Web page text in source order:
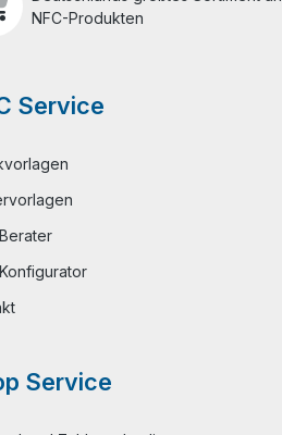
NFC-Produkten
Service
Service